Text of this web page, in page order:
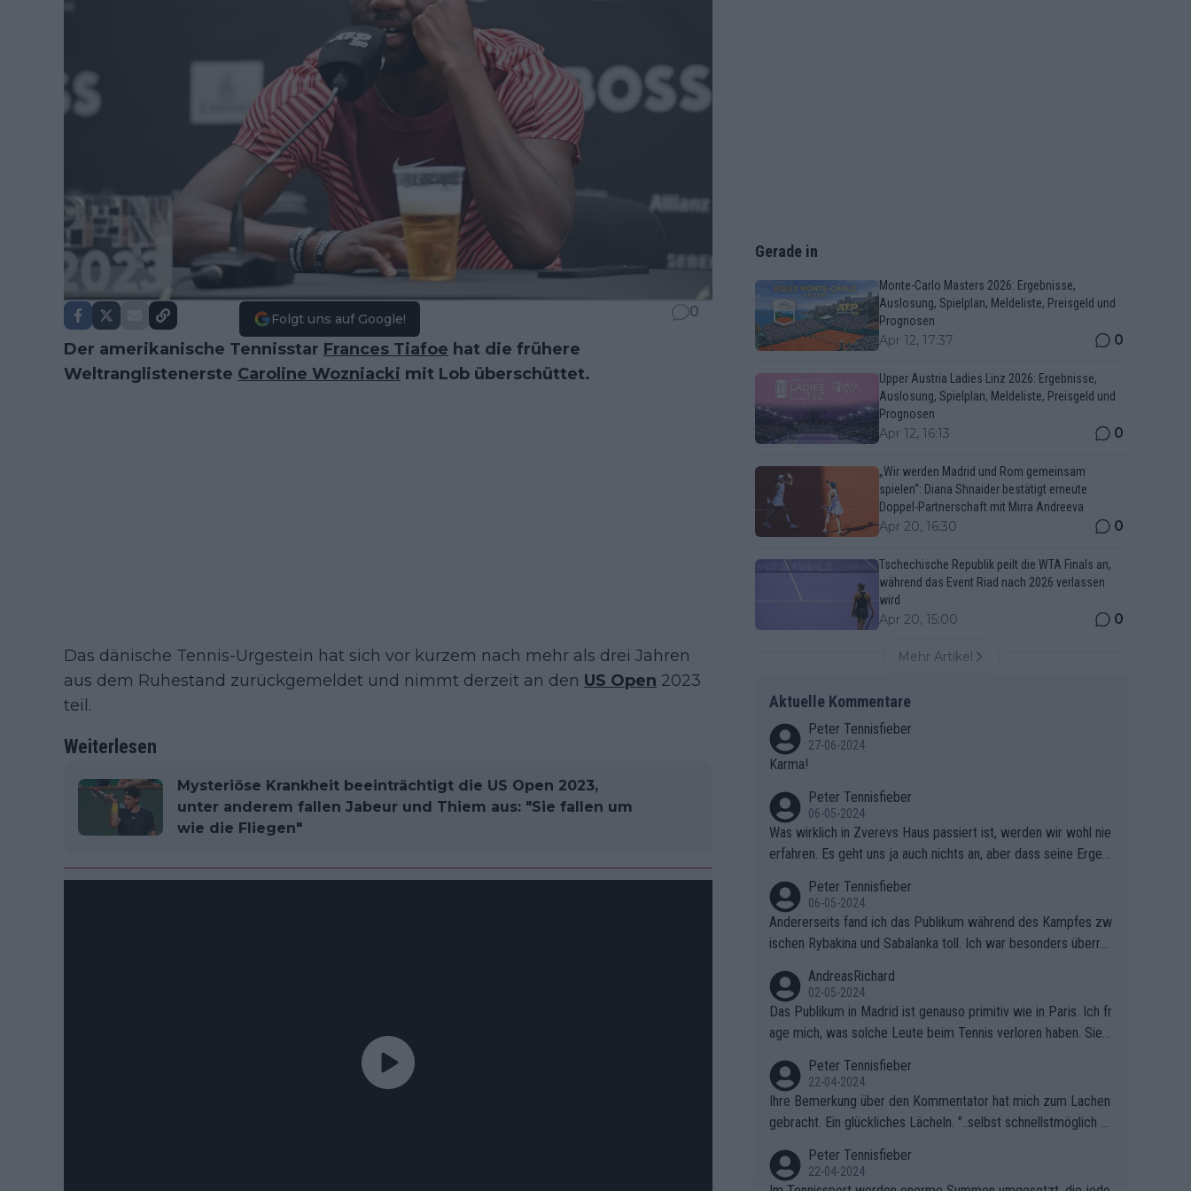
Folgt uns auf Google! 0
Der amerikanische Tennisstar Frances Tiafoe hat die frühere
Weltranglistenerste Caroline Wozniacki mit Lob überschüttet.
Das dänische Tennis-Urgestein hat sich vor kurzem nach mehr als drei Jahren
aus dem Ruhestand zurückgemeldet und nimmt derzeit an den US Open 2023
teil.
Weiterlesen
Mysteriöse Krankheit beeinträchtigt die US Open 2023,
unter anderem fallen Jabeur und Thiem aus: "Sie fallen um
wie die Fliegen"
Gerade in
Monte-Carlo Masters 2026: Ergebnisse,
Auslosung, Spielplan, Meldeliste, Preisgeld und
Prognosen
Apr 12, 17:37 0
Upper Austria Ladies Linz 2026: Ergebnisse,
Auslosung, Spielplan, Meldeliste, Preisgeld und
Prognosen
Apr 12, 16:13 0
„Wir werden Madrid und Rom gemeinsam
spielen“: Diana Shnaider bestätigt erneute
Doppel-Partnerschaft mit Mirra Andreeva
Apr 20, 16:30 0
Tschechische Republik peilt die WTA Finals an,
während das Event Riad nach 2026 verlassen
wird
Apr 20, 15:00 0
Mehr Artikel
Aktuelle Kommentare
Peter Tennisfieber
27-06-2024
Karma!
Peter Tennisfieber
06-05-2024
Was wirklich in Zverevs Haus passiert ist, werden wir wohl nie
erfahren. Es geht uns ja auch nichts an, aber dass seine Ergeb
Peter Tennisfieber
06-05-2024
Andererseits fand ich das Publikum während des Kampfes zw
ischen Rybakina und Sabalanka toll. Ich war besonders überras
AndreasRichard
02-05-2024
Das Publikum in Madrid ist genauso primitiv wie in Paris. Ich fr
age mich, was solche Leute beim Tennis verloren haben. Sie s
ben.
Peter Tennisfieber
22-04-2024
Ihre Bemerkung über den Kommentator hat mich zum Lachen
gebracht. Ein glückliches Lächeln. "..selbst schnellstmöglich na
Peter Tennisfieber
22-04-2024